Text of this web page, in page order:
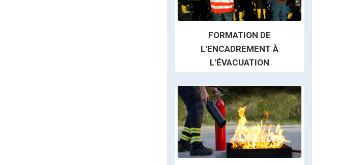
FORMATION DE
L'ENCADREMENT À
L'ÉVACUATION